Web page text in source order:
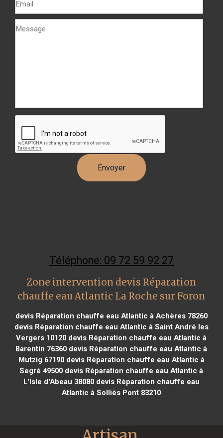
Téléphone: 09 72 59 92 27
Zone intervention devis Réparation
chauffe eau Atlantic La Roche sur Foron
devis Réparation chauffe eau Atlantic à Achères 78260
devis Réparation chauffe eau Atlantic à Saint André les
Vergers 10120 devis Réparation chauffe eau Atlantic à
Barentin 76360 devis Réparation chauffe eau Atlantic à
Mutzig 67190devis Réparation chauffe eau Atlantic à
Segré 49500 devis Réparation chauffe eau Atlantic à
L'Isle d'Abeau 38080devis Réparation chauffe eau
Atlantic à Solliès Pont 83210